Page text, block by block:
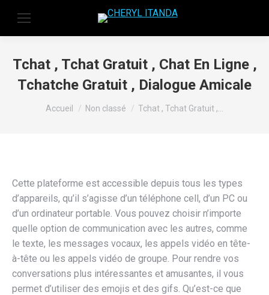
Tchat , Tchat Gratuit , Chat En Ligne ,
Tchatche Gratuit , Dialogue Amicale
Vous êtes ici :
Accueil Non classé Tchat , Tchat Gratuit ,…
Cette plateforme est accessible depuis tous les types
d’appareils, qu’il s’agisse d’un téléphone cell, d’un PC ou
d’un ordinateur portable. Vous pouvez choisir n’importe
quelle option de communication avec les autres, comme
le texte, les messages vocaux, les appels vidéo en tête-
à-tête ou les appels vidéo de groupe. Pour rendre vos
conversations plus intéressantes et amusantes, il vous
permet d’utiliser des emojis et des gifs. Qu’est-ce que